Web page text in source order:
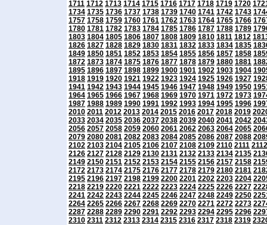
1711 1712 1713 1714 1715 1716 1717 1718 1719 1720
1734 1735 1736 1737 1738 1739 1740 1741 1742 1743
1757 1758 1759 1760 1761 1762 1763 1764 1765 1766
1780 1781 1782 1783 1784 1785 1786 1787 1788 1789
1803 1804 1805 1806 1807 1808 1809 1810 1811 1812
1826 1827 1828 1829 1830 1831 1832 1833 1834 1835
1849 1850 1851 1852 1853 1854 1855 1856 1857 1858
1872 1873 1874 1875 1876 1877 1878 1879 1880 1881
1895 1896 1897 1898 1899 1900 1901 1902 1903 1904
1918 1919 1920 1921 1922 1923 1924 1925 1926 1927
1941 1942 1943 1944 1945 1946 1947 1948 1949 1950
1964 1965 1966 1967 1968 1969 1970 1971 1972 1973
1987 1988 1989 1990 1991 1992 1993 1994 1995 1996
2010 2011 2012 2013 2014 2015 2016 2017 2018 2019
2033 2034 2035 2036 2037 2038 2039 2040 2041 2042
2056 2057 2058 2059 2060 2061 2062 2063 2064 2065
2079 2080 2081 2082 2083 2084 2085 2086 2087 2088
2102 2103 2104 2105 2106 2107 2108 2109 2110 2111 2112
2126 2127 2128 2129 2130 2131 2132 2133 2134 2135
2149 2150 2151 2152 2153 2154 2155 2156 2157 2158
2172 2173 2174 2175 2176 2177 2178 2179 2180 2181
2195 2196 2197 2198 2199 2200 2201 2202 2203 2204
2218 2219 2220 2221 2222 2223 2224 2225 2226 2227
2241 2242 2243 2244 2245 2246 2247 2248 2249 2250
2264 2265 2266 2267 2268 2269 2270 2271 2272 2273
2287 2288 2289 2290 2291 2292 2293 2294 2295 2296
2310 2311 2312 2313 2314 2315 2316 2317 2318 2319